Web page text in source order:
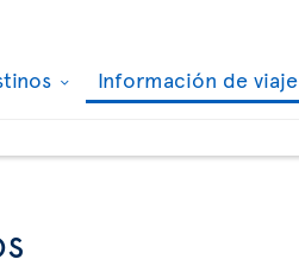
Información de viaje